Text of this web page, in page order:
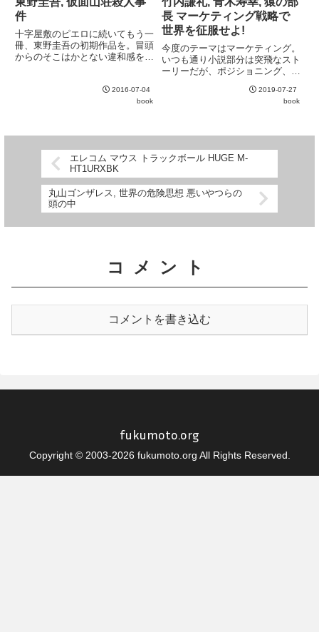
し...
ような、それでいて実践できそ
う...
件
十字屋敷のピエロに続いてもう一
冊、東野圭吾の初期作品を。冒頭
からのそこはかとない違和感を小
た。帯の "本格ミステリーの傑
作" のコピーには少々納得しかね
2016-07-04
book
長 マーケティング戦略で
世界を征服せよ!
今度のテーマはマーケティング。
いつも通り小説部分は突飛なスト
ーリーだが、ポジショニング、
発モデルなどのマーケティングの
基礎は一通り学べる構成になって
2019-07-27
book
エレコム マウス トラックボール HUGE M-
HT1URXBK
丸山ゴンザレス, 世界の危険思想 悪いやつらの
頭の中
コメント
コメントを書き込む
fukumoto.org
Copyright © 2003-2026 fukumoto.org All Rights Reserved.